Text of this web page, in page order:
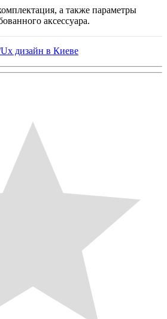
а также параметры
аксессуара.
дизайн в Киеве